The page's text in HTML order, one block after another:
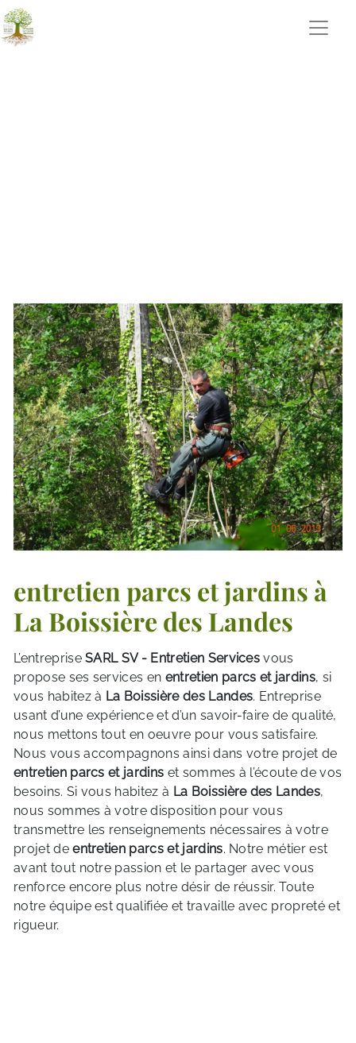
entretien parcs et jardins à
La Boissière des Landes
L’entrepriseSARL SV - Entretien Services vous
propose ses services en entretien parcs et jardins, si
vous habitez à La Boissière des Landes. Entreprise
usant d’une expérience et d’un savoir-faire de qualité,
nous mettons tout en oeuvre pour vous satisfaire.
Nous vous accompagnons ainsi dans votre projet de
entretien parcs et jardins et sommes à l’écoute de vos
besoins. Si vous habitez à La Boissière des Landes,
nous sommes à votre disposition pour vous
transmettre les renseignements nécessaires à votre
projet deentretien parcs et jardins. Notre métier est
avant tout notre passion et le partager avec vous
renforce encore plus notre désir de réussir. Toute
notre équipe est qualifiée et travaille avec propreté et
rigueur.